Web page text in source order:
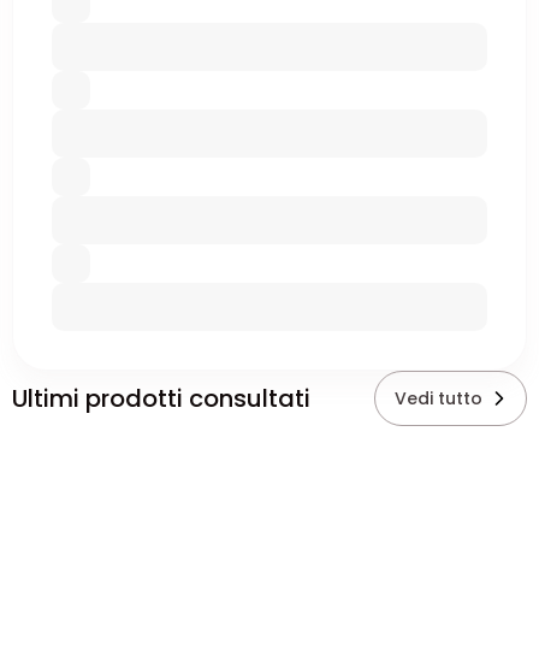
Ultimi prodotti consultati Vedi tutto